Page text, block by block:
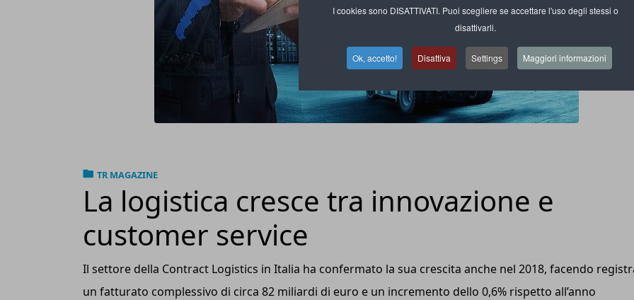
I cookies sono DISATTIVATI. Puoi scegliere se accettare l'uso degli stessi o
disattivarli.
Ok, accetto! Disattiva Settings Maggiori informazioni
TR MAGAZINE
La logistica cresce tra innovazione e
customer service
Il settore della Contract Logistics in Italia ha confermato la sua crescita anche nel 2018, facendo
un fatturato complessivo di circa 82 miliardi di euro e un incremento dello 0,6% rispetto all’anno